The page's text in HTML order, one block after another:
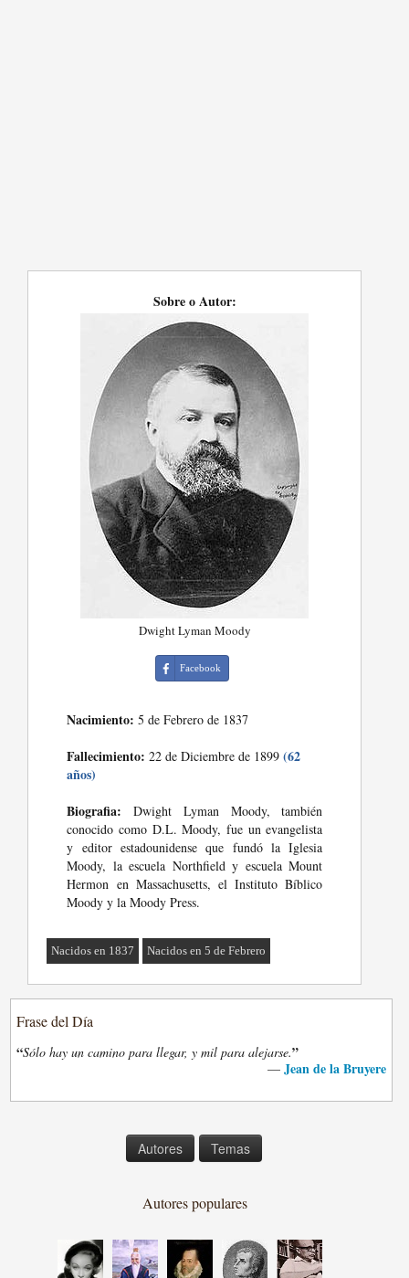
Sobre o Autor:
Dwight Lyman Moody
Facebook
Nacimiento: 5 de Febrero de 1837
Fallecimiento: 22 de Diciembre de 1899(62
años)
Biografia: Dwight Lyman Moody, también
conocido como D.L. Moody, fue un evangelista
y editor estadounidense que fundó la Iglesia
Moody, la escuela Northfield y escuela Mount
Hermon en Massachusetts, el Instituto Bíblico
Moody y la Moody Press.
Nacidos en 1837 Nacidos en 5 de Febrero
Frase del Día
“Sólo hay un camino para llegar, y mil para alejarse.”
— Jean de la Bruyere
Autores Temas
Autores populares